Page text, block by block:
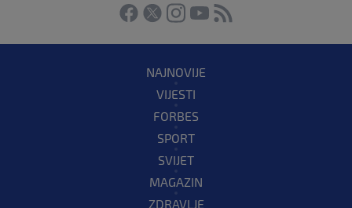
NAJNOVIJE
VIJESTI
FORBES
SPORT
SVIJET
MAGAZIN
ZDRAVLJE